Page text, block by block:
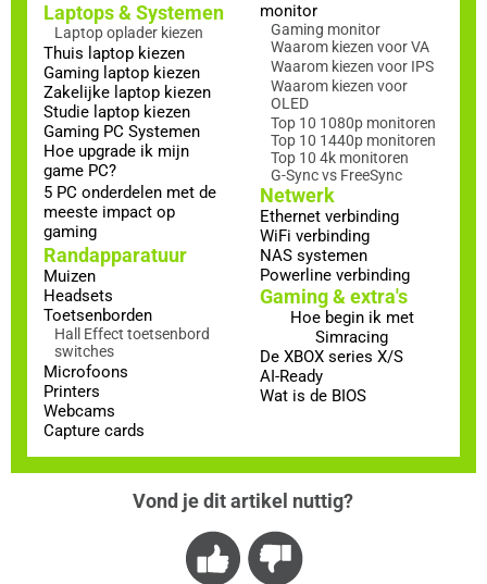
Laptops & Systemen
Laptop oplader kiezen
Thuis laptop kiezen
Gaming laptop kiezen
Zakelijke laptop kiezen
Studie laptop kiezen
Gaming PC Systemen
Hoe upgrade ik mijn
game PC?
5 PC onderdelen met de
meeste impact op
gaming
Randapparatuur
Muizen
Headsets
Toetsenborden
Hall Effect toetsenbord
switches
Microfoons
Printers
Webcams
Capture cards
monitor
Gaming monitor
Waarom kiezen voor VA
Waarom kiezen voor IPS
Waarom kiezen voor
OLED
Top 10 1080p monitoren
Top 10 1440p monitoren
Top 10 4k monitoren
G-Sync vs FreeSync
Netwerk
Ethernet verbinding
WiFi verbinding
NAS systemen
Powerline verbinding
Gaming & extra's
Hoe begin ik met
Simracing
De XBOX series X/S
AI-Ready
Wat is de BIOS
Vond je dit artikel nuttig?